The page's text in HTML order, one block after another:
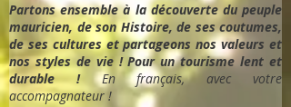
Partons ensemble à la découverte du peuple
mauricien, de son Histoire, de ses coutumes,
de ses cultures et partageons nos valeurs et
nos styles de vie ! Pour un tourisme lent et
durable !En français, avec votre
accompagnateur !